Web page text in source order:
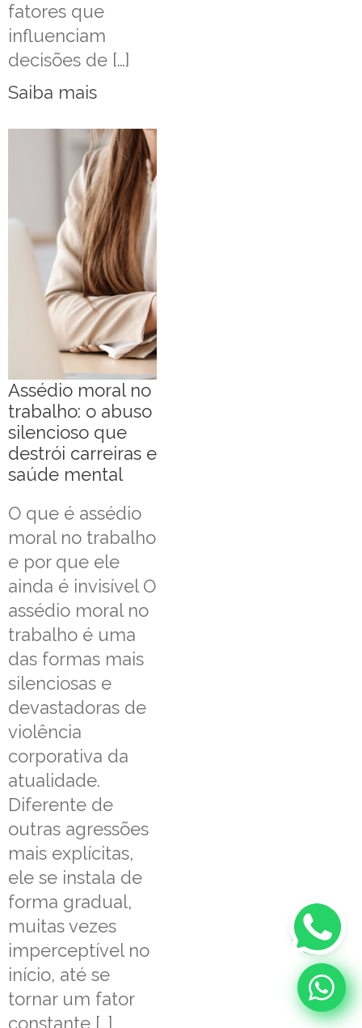
fatores que
influenciam
decisões de […]
Saiba mais
Assédio moral no
trabalho: o abuso
silencioso que
destrói carreiras e
saúde mental
O que é assédio
moral no trabalho
e por que ele
ainda é invisível O
assédio moral no
trabalho é uma
das formas mais
silenciosas e
devastadoras de
violência
corporativa da
atualidade.
Diferente de
outras agressões
mais explícitas,
ele se instala de
forma gradual,
muitas vezes
imperceptível no
início, até se
tornar um fator
constante […]